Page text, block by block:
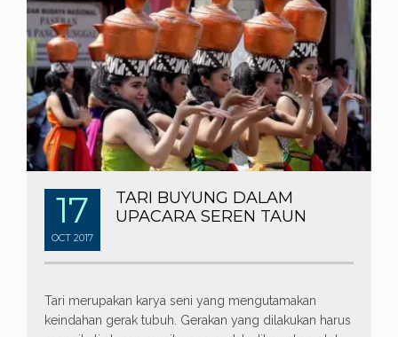
17
OCT 2017
TARI BUYUNG DALAM
UPACARA SEREN TAUN
Tari merupakan karya seni yang mengutamakan
keindahan gerak tubuh. Gerakan yang dilakukan harus